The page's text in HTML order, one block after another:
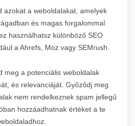
azokat a weboldalakat, amelyek
és magas forgalommal
használhatsz különböző SEO
a Ahrefs, Moz vagy SEMrush.
meg a potenciális weboldalak
és relevanciáját. Győződj meg
nem rendelkeznek spam jellegű
hozzáadhatnak értéket a te